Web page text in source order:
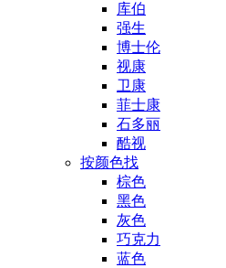
库伯
强生
博士伦
视康
卫康
菲士康
石多丽
酷视
按颜色找
棕色
黑色
灰色
巧克力
蓝色